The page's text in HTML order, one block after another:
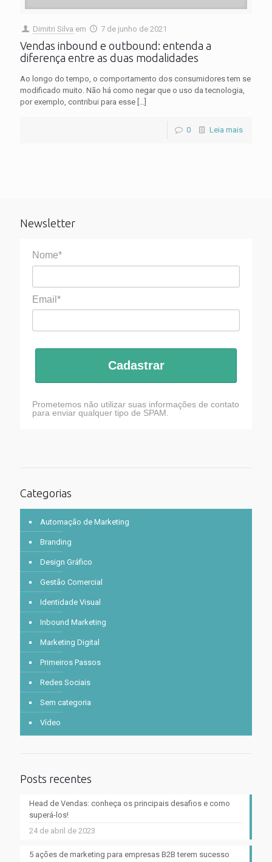
Dimitri Silva em 7 de junho de 2021
Vendas inbound e outbound: entenda a
diferença entre as duas modalidades
Ao longo do tempo, o comportamento dos consumidores tem se
modificado muito. Não há como negar que o uso da tecnologia,
por exemplo, contribui para esse […]
0 Leia mais
Newsletter
Nome*
Email*
Cadastrar
Prometemos não utilizar suas informações de contato
para enviar qualquer tipo de SPAM.
Categorias
Automação de Marketing
Branding
Design Gráfico
Gestão Comercial
Identidade Visual
Inbound Marketing
Marketing Digital
Primeiros Passos
Redes Sociais
Sem categoria
Vídeo
Posts recentes
Head de Vendas: conheça os principais desafios e como
superá-los!
24 de abril de 2023
5 ações de marketing para empresas B2B terem sucesso